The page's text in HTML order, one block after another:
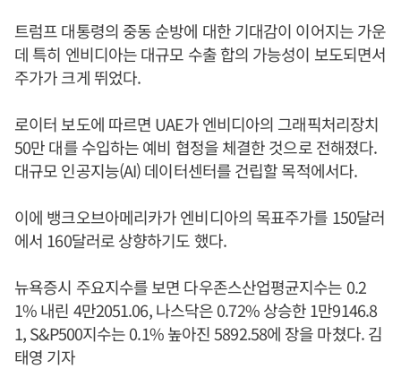
트럼프 대통령의 중동 순방에 대한 기대감이 이어지는 가운
데 특히 엔비디아는 대규모 수출 합의 가능성이 보도되면서
주가가 크게 뛰었다.
로이터 보도에 따르면 UAE가 엔비디아의 그래픽처리장치
50만 대를 수입하는 예비 협정을 체결한 것으로 전해졌다.
대규모 인공지능(AI) 데이터센터를 건립할 목적에서다.
이에 뱅크오브아메리카가 엔비디아의 목표주가를 150달러
에서 160달러로 상향하기도 했다.
뉴욕증시 주요지수를 보면 다우존스산업평균지수는 0.2
1% 내린 4만2051.06, 나스닥은 0.72% 상승한 1만9146.8
1, S&P500지수는 0.1% 높아진 5892.58에 장을 마쳤다. 김
태영 기자